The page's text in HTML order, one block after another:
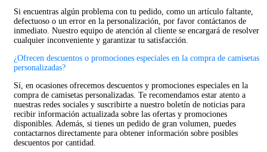
Si encuentras algún problema con tu pedido, como un artículo faltante,
defectuoso o un error en la personalización, por favor contáctanos de
inmediato. Nuestro equipo de atención al cliente se encargará de resolver
cualquier inconveniente y garantizar tu satisfacción.
¿Ofrecen descuentos o promociones especiales en la compra de camisetas
personalizadas?
Sí, en ocasiones ofrecemos descuentos y promociones especiales en la
compra de camisetas personalizadas. Te recomendamos estar atento a
nuestras redes sociales y suscribirte a nuestro boletín de noticias para
recibir información actualizada sobre las ofertas y promociones
disponibles. Además, si tienes un pedido de gran volumen, puedes
contactarnos directamente para obtener información sobre posibles
descuentos por cantidad.